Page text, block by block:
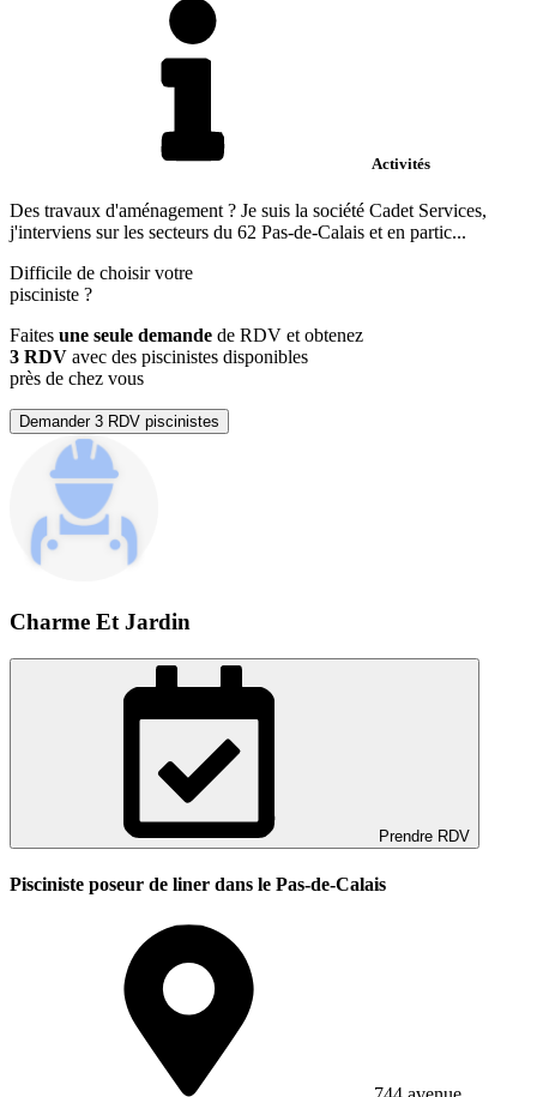
Activités
Des travaux d'aménagement ? Je suis la société Cadet Services,
j'interviens sur les secteurs du 62 Pas-de-Calais et en partic...
Difficile de choisir votre
pisciniste ?
Faites une seule demande de RDV et obtenez
3 RDV avec des piscinistes disponibles
près de chez vous
Demander 3 RDV piscinistes
Charme Et Jardin
Prendre RDV
Pisciniste poseur de liner dans le Pas-de-Calais